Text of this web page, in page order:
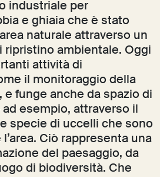
industriale per
e ghiaia che è stato
naturale attraverso un
ripristino ambientale. Oggi
attività di
il monitoraggio della
e funge anche da spazio di
esempio, attraverso il
specie di uccelli che sono
Ciò rappresenta una
del paesaggio, da
di biodiversità. Che